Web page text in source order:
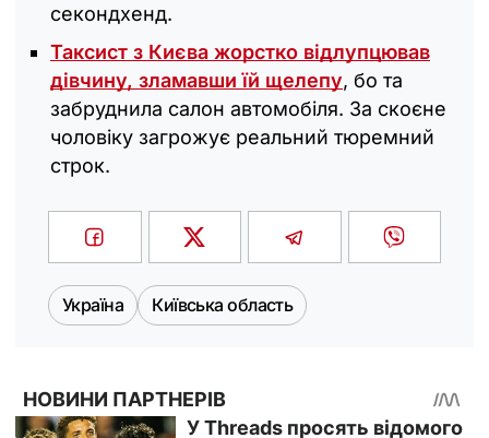
секондхенд.
Таксист з Києва жорстко відлупцював
дівчину, зламавши їй щелепу, бо та
забруднила салон автомобіля. За скоєне
чоловіку загрожує реальний тюремний
строк.
Україна Київська область